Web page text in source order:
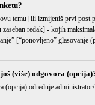
temu [ili izmijeniš prvi post
redak] - kojih
[“ponovljeno” glasovanje
(više) odgovora
(opcija) određuje